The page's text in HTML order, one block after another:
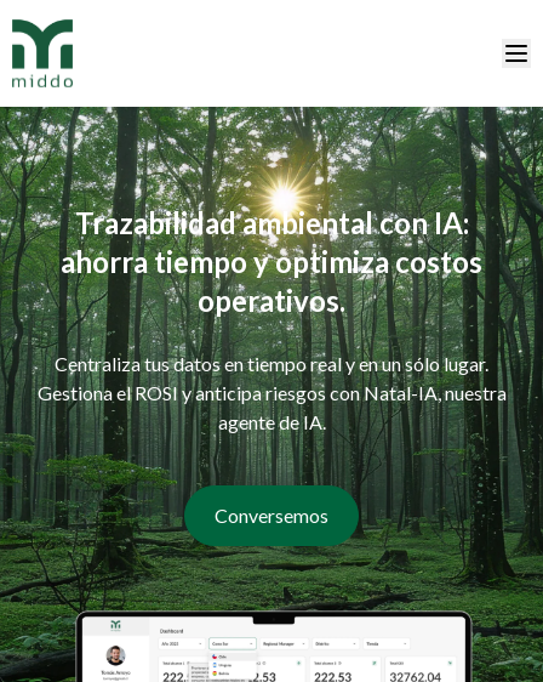
Trazabilidad ambiental con IA:
ahorra tiempo y optimiza costos
operativos.
Centraliza tus datos en tiempo real y en un sólo lugar.
Gestiona el ROSI y anticipa riesgos con Natal-IA, nuestra
agente de IA.
Conversemos